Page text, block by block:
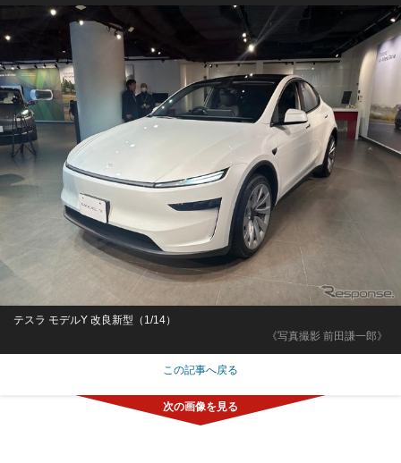
《写真撮影 前田謙一郎》
テスラ モデルY 改良新型（1/14）
この記事へ戻る